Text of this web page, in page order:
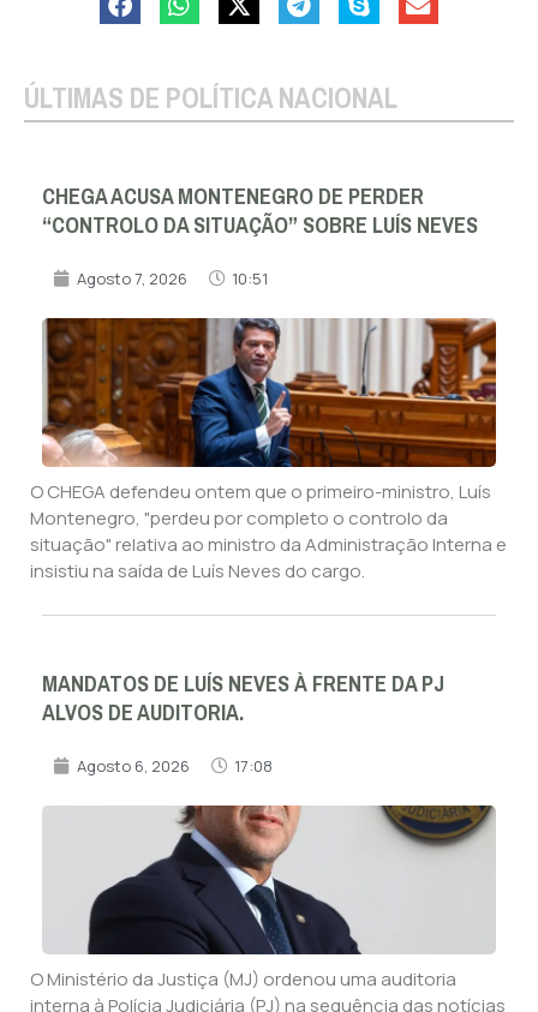
ÚLTIMAS DE POLÍTICA NACIONAL
CHEGA ACUSA MONTENEGRO DE PERDER
“CONTROLO DA SITUAÇÃO” SOBRE LUÍS NEVES
Agosto 7, 2026 10:51
O CHEGA defendeu ontem que o primeiro-ministro, Luís
Montenegro, "perdeu por completo o controlo da
situação" relativa ao ministro da Administração Interna e
insistiu na saída de Luís Neves do cargo.
MANDATOS DE LUÍS NEVES À FRENTE DA PJ
ALVOS DE AUDITORIA.
Agosto 6, 2026 17:08
O Ministério da Justiça (MJ) ordenou uma auditoria
interna à Polícia Judiciária (PJ) na sequência das notícias